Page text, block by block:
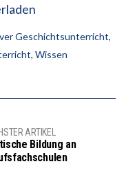
Geschichtsunterricht,
, Wissen
ARTIKEL
Bildung an